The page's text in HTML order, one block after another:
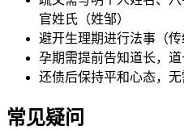
官姓氏（姓邹）
避开生理期进行法事（传
孕期需提前告知道长，
还债后保持平和心态，
常见疑问